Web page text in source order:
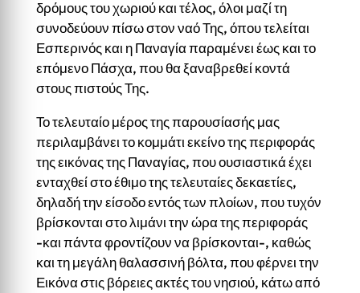
δρόμους του χωριού και τέλος, όλοι μαζί τη
συνοδεύουν πίσω στον ναό Της, όπου τελείται
Εσπερινός και η Παναγία παραμένει έως και το
επόμενο Πάσχα, που θα ξαναβρεθεί κοντά
στους πιστούς Της.
Το τελευταίο μέρος της παρουσίασής μας
περιλαμβάνει το κομμάτι εκείνο της περιφοράς
της εικόνας της Παναγίας, που ουσιαστικά έχει
ενταχθεί στο έθιμο της τελευταίες δεκαετίες,
δηλαδή την είσοδο εντός των πλοίων, που τυχόν
βρίσκονται στο λιμάνι την ώρα της περιφοράς
-και πάντα φροντίζουν να βρίσκονται-, καθώς
και τη μεγάλη θαλασσινή βόλτα, που φέρνει την
Εικόνα στις βόρειες ακτές του νησιού, κάτω από